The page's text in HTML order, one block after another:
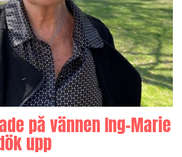
på vännen Ing-Marie
upp